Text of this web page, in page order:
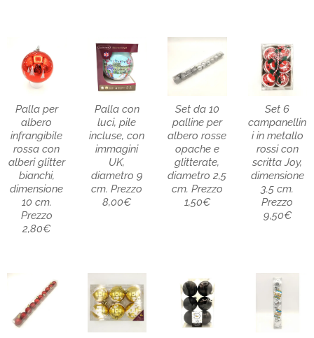
Palla per
albero
infrangibile
rossa con
alberi glitter
bianchi,
dimensione
10 cm.
Prezzo
2,80€
Palla con
luci, pile
incluse, con
immagini
UK,
diametro 9
cm. Prezzo
8,00€
Set da 10
palline per
albero rosse
opache e
glitterate,
diametro 2,5
cm. Prezzo
1,50€
Set 6
campanellin
i in metallo
rossi con
scritta Joy,
dimensione
3.5 cm.
Prezzo
9,50€